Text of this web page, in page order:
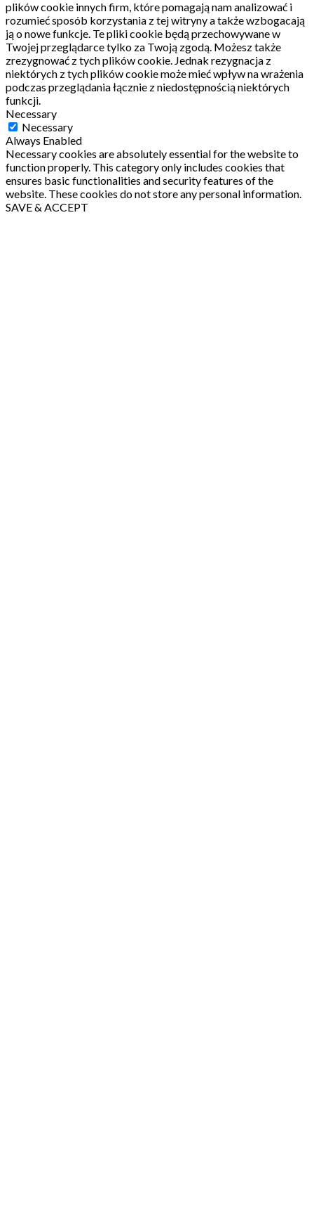
plików cookie innych firm, które pomagają nam analizować i
rozumieć sposób korzystania z tej witryny a także wzbogacają
ją o nowe funkcje. Te pliki cookie będą przechowywane w
Twojej przeglądarce tylko za Twoją zgodą. Możesz także
zrezygnować z tych plików cookie. Jednak rezygnacja z
niektórych z tych plików cookie może mieć wpływ na wrażenia
podczas przeglądania łącznie z niedostępnością niektórych
funkcji.
Necessary
Necessary
Always Enabled
Necessary cookies are absolutely essential for the website to
function properly. This category only includes cookies that
ensures basic functionalities and security features of the
website. These cookies do not store any personal information.
SAVE & ACCEPT